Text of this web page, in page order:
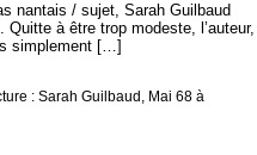
nantais / sujet, Sarah Guilbaud
à être trop modeste, l’auteur,
simplement […]
: Sarah Guilbaud, Mai 68 à